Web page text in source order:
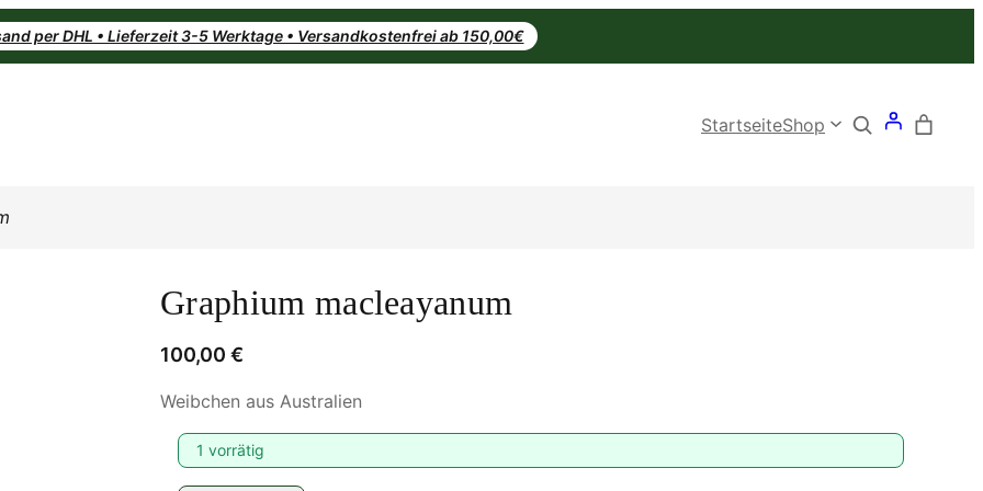
per DHL • Lieferzeit 3-5 Werktage • Versandkostenfrei ab 150,00€
StartseiteShop Search
Graphium macleayanum
100,00 €
Weibchen aus Australien
1 vorrätig